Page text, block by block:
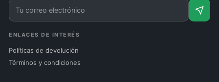
ENLACES DE INTERÉS
Políticas de devolución
Términos y condiciones